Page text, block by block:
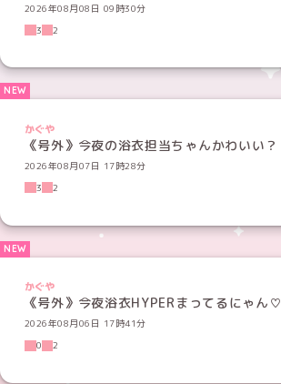
2026年08月08日 09時30分
3
2
かぐや
《号外》今夜の浴衣担当ちゃんかわいい？
2026年08月07日 17時28分
3
2
かぐや
《号外》今夜浴衣HYPERまってるにゃん♡
2026年08月06日 17時41分
0
2